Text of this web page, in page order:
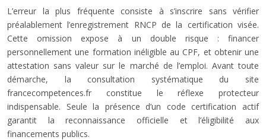
L’erreur la plus fréquente consiste à s’inscrire sans vérifier
préalablement l’enregistrement RNCP de la certification visée.
Cette omission expose à un double risque : financer
personnellement une formation inéligible au CPF, et obtenir une
attestation sans valeur sur le marché de l’emploi. Avant toute
démarche, la consultation systématique du site
francecompetences.fr constitue le réflexe protecteur
indispensable. Seule la présence d’un code certification actif
garantit la reconnaissance officielle et l’éligibilité aux
financements publics.